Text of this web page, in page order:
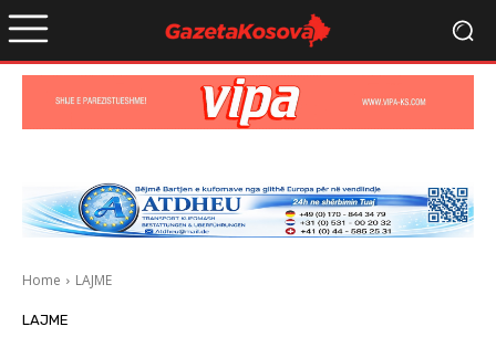
Home LAJME
LAJME